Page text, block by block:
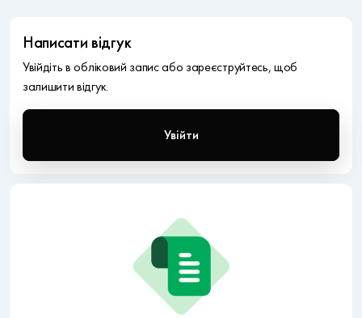
Написати відгук
Увійдіть в обліковий запис або зареєструйтесь, щоб
залишити відгук.
Увійти